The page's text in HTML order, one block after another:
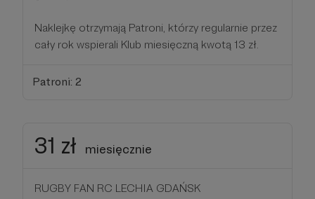
Naklejkę otrzymają Patroni, którzy regularnie przez
cały rok wspierali Klub miesięczną kwotą 13 zł.
Patroni: 2
31 zł miesięcznie
RUGBY FAN RC LECHIA GDAŃSK